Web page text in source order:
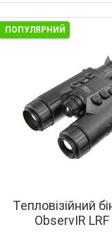
ПОПУЛЯРНИЙ
Тепловізійний
ObservIR